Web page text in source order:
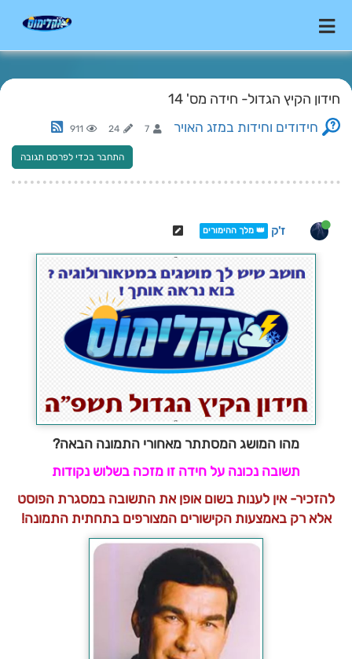
חידון הקיץ הגדול- חידה מס' 14
חידודים וחידות במזג האויר 7
24
911
התחבר בכדי לפרסם תגובה
ז'ק 👑 מלך ההימורים
מהו המושג המסתתר מאחורי התמונה הבאה?
תשובה נכונה על חידה זו מזכה בשלוש נקודות
להזכיר- אין לענות בשום אופן את התשובה במסגרת הפוסט
אלא רק באמצעות הקישורים המצורפים בתחתית התמונה!